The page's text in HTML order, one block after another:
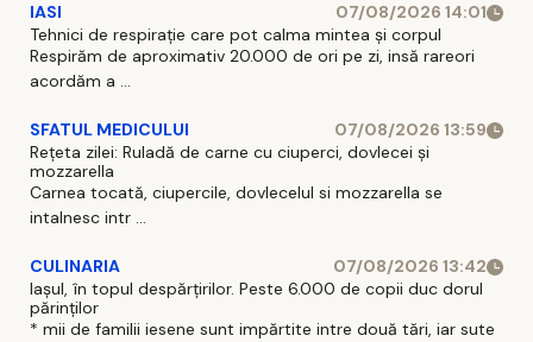
IASI
07/08/2026 14:01
Tehnici de respirație care pot calma mintea și corpul
Respirăm de aproximativ 20.000 de ori pe zi, insă rareori
acordăm a ...
SFATUL MEDICULUI
07/08/2026 13:59
Rețeta zilei: Ruladă de carne cu ciuperci, dovlecei și
mozzarella
Carnea tocată, ciupercile, dovlecelul si mozzarella se
intalnesc intr ...
CULINARIA
07/08/2026 13:42
Iașul, în topul despărțirilor. Peste 6.000 de copii duc dorul
părinților
* mii de familii iesene sunt impărtite intre două tări, iar sute